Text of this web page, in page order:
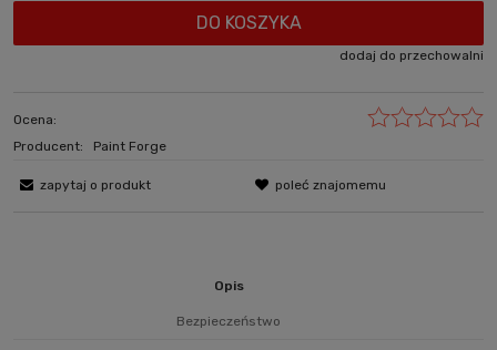
DO KOSZYKA
dodaj do przechowalni
Ocena:
Producent:
Paint Forge
zapytaj o produkt poleć znajomemu
Opis
Bezpieczeństwo